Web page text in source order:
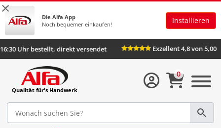
×
Die Alfa App
Noch bequemer einkaufen!
Installieren
Bis 16:30 Uhr bestellt, direkt versendet Exzellent 4,8
Qualität für's Handwerk
0